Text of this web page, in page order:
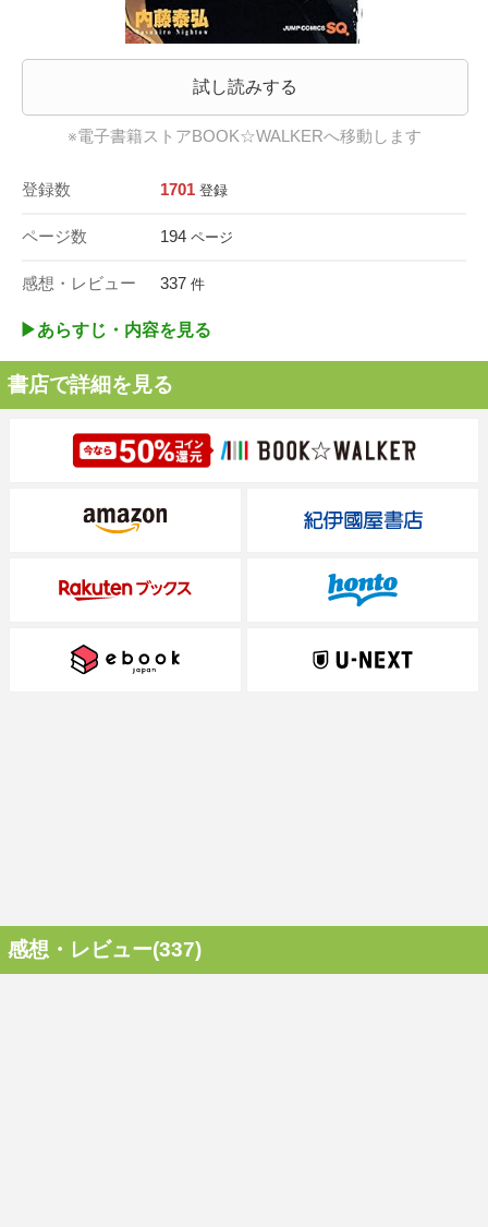
試し読みする
※電子書籍ストアBOOK☆WALKERへ移動します
登録数 1701 登録
ページ数 194 ページ
感想・レビュー 337 件
▶︎あらすじ・内容を見る
書店で詳細を見る
感想・レビュー(337)